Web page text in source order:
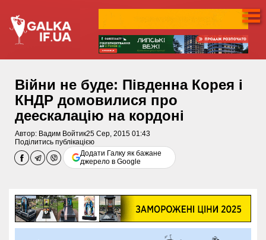
Війни не буде: Південна Корея і
КНДР домовилися про
деескалацію на кордоні
Автор: Вадим Войтик25 Сер, 2015 01:43
Поділитись публікацією
Додати Галку як бажане
джерело в Google